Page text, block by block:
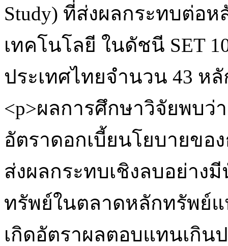
Study) ที่ส่งผลกระทบต่อ
เทคโนโลยี ในดัชนี SET
ประเทศไทยจำนวน 43 ห
<p>ผลการศึกษาวิจัยพบว่
อัตราดอกเบี้ยนโยบายขอ
ส่งผลกระทบเชิงลบอย่า
ทรัพย์ในตลาดหลักทรัพย์แ
เกิดอัตราผลตอบแทนเกิน